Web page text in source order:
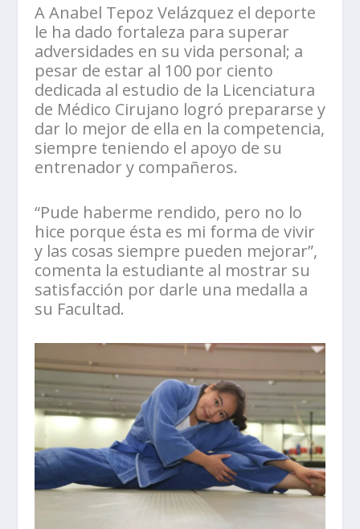
A Anabel Tepoz Velázquez el deporte
le ha dado fortaleza para superar
adversidades en su vida personal; a
pesar de estar al 100 por ciento
dedicada al estudio de la Licenciatura
de Médico Cirujano logró prepararse y
dar lo mejor de ella en la competencia,
siempre teniendo el apoyo de su
entrenador y compañeros.
“Pude haberme rendido, pero no lo
hice porque ésta es mi forma de vivir
y las cosas siempre pueden mejorar”,
comenta la estudiante al mostrar su
satisfacción por darle una medalla a
su Facultad.